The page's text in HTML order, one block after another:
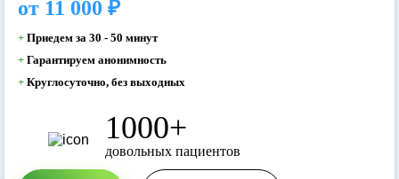
от 11 000 ₽
+ Приедем за 30 - 50 минут
+ Гарантируем анонимность
+ Круглосуточно, без выходных
1000+
довольных пациентов
Ваш телефон
Ваша заявка
отправлена
Наш врач свяжется с вами в самое
ближайшее время!
Ваш телефон